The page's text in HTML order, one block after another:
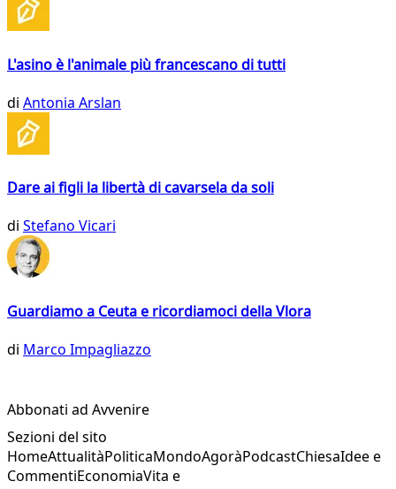
L'asino è l'animale più francescano di tutti
di Antonia Arslan
Dare ai figli la libertà di cavarsela da soli
di Stefano Vicari
Guardiamo a Ceuta e ricordiamoci della Vlora
di Marco Impagliazzo
Abbonati ad Avvenire
Sezioni del sito
HomeAttualitàPoliticaMondoAgoràPodcastChiesaIdee e
CommentiEconomiaVita e